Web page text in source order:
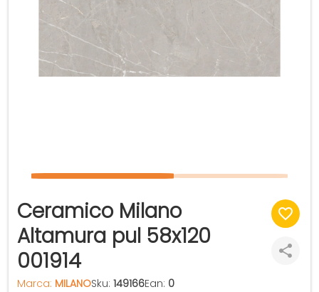
Ceramico Milano
Altamura pul 58x120
001914
Marca: MILANOSku: 149166Ean: 0